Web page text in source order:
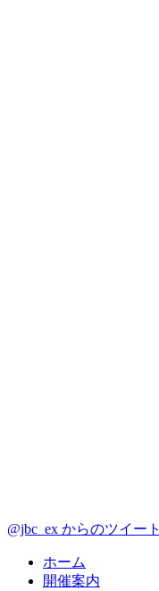
@jbc_ex からのツイート
ホーム
開催案内